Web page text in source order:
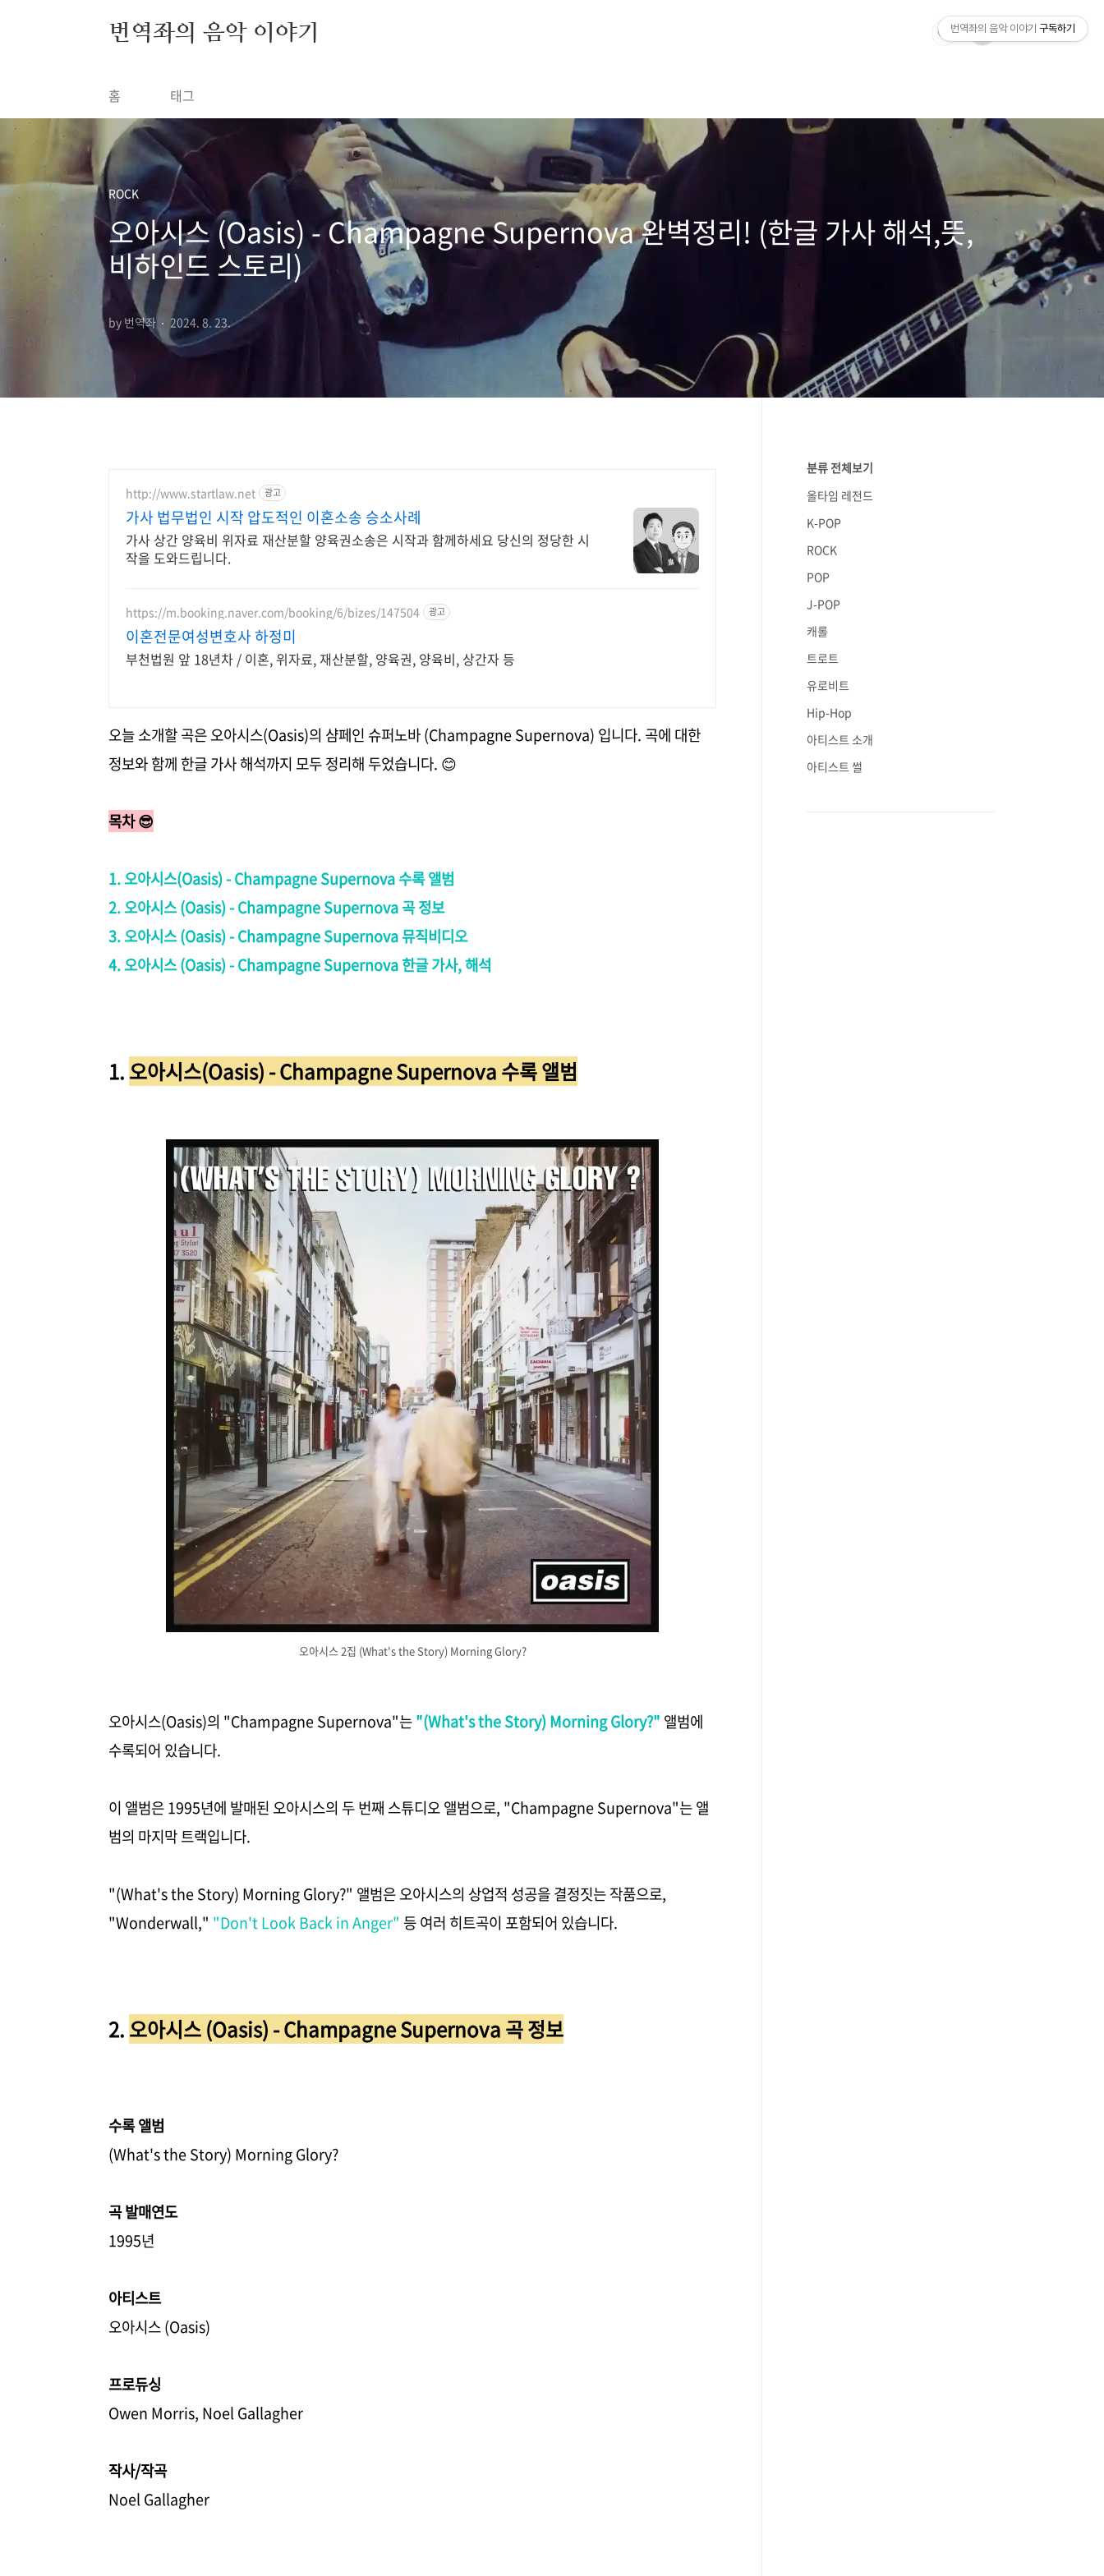
번역좌의 음악 이야기
홈 태그
ROCK
오아시스 (Oasis) - Champagne Supernova 완벽정리! (한글 가사 해석,뜻,
비하인드 스토리)
by 번역좌 2024. 8. 23.
http://www.startlaw.net 광고
가사 법무법인 시작 압도적인 이혼소송 승소사례
가사 상간 양육비 위자료 재산분할 양육권소송은 시작과 함께하세요 당신의 정당한 시
작을 도와드립니다.
https://m.booking.naver.com/booking/6/bizes/147504 광고
이혼전문여성변호사 하정미
부천법원 앞 18년차 / 이혼, 위자료, 재산분할, 양육권, 양육비, 상간자 등
오늘 소개할 곡은 오아시스(Oasis)의 샴페인 슈퍼노바 (Champagne Supernova) 입니다. 곡에 대한
정보와 함께 한글 가사 해석까지 모두 정리해 두었습니다. 😊
목차 😎
1. 오아시스(Oasis) - Champagne Supernova 수록 앨범
2. 오아시스 (Oasis) - Champagne Supernova 곡 정보
3. 오아시스 (Oasis) - Champagne Supernova 뮤직비디오
4. 오아시스 (Oasis) - Champagne Supernova 한글 가사, 해석
1.오아시스(Oasis) - Champagne Supernova 수록 앨범
오아시스 2집 (What's the Story) Morning Glory?
오아시스(Oasis)의 "Champagne Supernova"는"(What's the Story) Morning Glory?" 앨범에
수록되어 있습니다.
이 앨범은 1995년에 발매된 오아시스의 두 번째 스튜디오 앨범으로, "Champagne Supernova"는 앨
범의 마지막 트랙입니다.
"(What's the Story) Morning Glory?" 앨범은 오아시스의 상업적 성공을 결정짓는 작품으로,
"Wonderwall," "Don't Look Back in Anger" 등 여러 히트곡이 포함되어 있습니다.
2.오아시스 (Oasis) - Champagne Supernova 곡 정보
수록 앨범
(What's the Story) Morning Glory?
곡 발매연도
1995년
아티스트
오아시스 (Oasis)
프로듀싱
Owen Morris, Noel Gallagher
작사/작곡
Noel Gallagher
분류 전체보기
올타임 레전드
K-POP
ROCK
POP
J-POP
캐롤
트로트
유로비트
Hip-Hop
아티스트 소개
아티스트 썰
번역좌의 음악 이야기 구독하기